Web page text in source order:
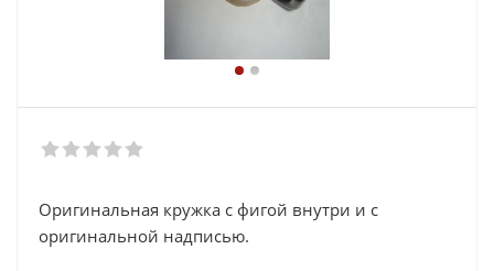
Оригинальная кружка с фигой внутри и с
оригинальной надписью.